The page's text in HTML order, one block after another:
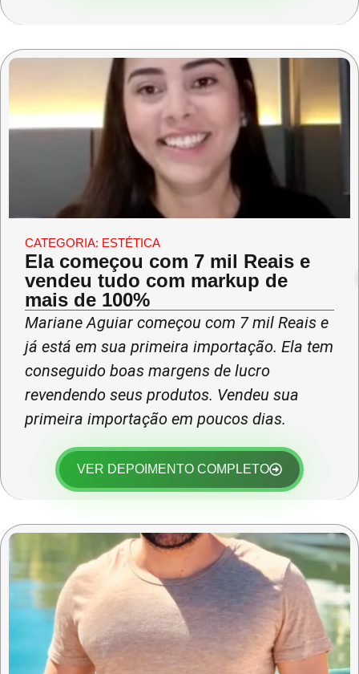
CATEGORIA: ESTÉTICA
Ela começou com 7 mil Reais e
vendeu tudo com markup de
mais de 100%
Mariane Aguiar começou com 7 mil Reais e
já está em sua primeira importação. Ela tem
conseguido boas margens de lucro
revendendo seus produtos. Vendeu sua
primeira importação em poucos dias.
VER DEPOIMENTO COMPLETO